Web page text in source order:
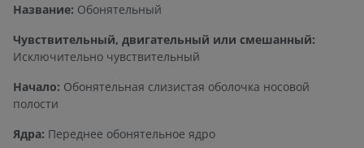
Название: Обонятельный
Чувствительный, двигательный или смешанный:
Исключительно чувствительный
Начало: Обонятельная слизистая оболочка носовой
полости
Ядра: Переднее обонятельное ядро